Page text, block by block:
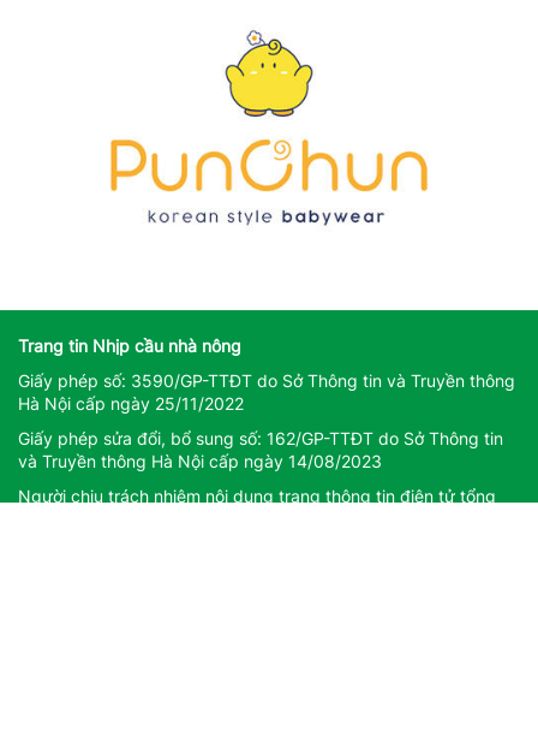
Trang tin Nhịp cầu nhà nông
Giấy phép số: 3590/GP-TTĐT do Sở Thông tin và Truyền thông
Hà Nội cấp ngày 25/11/2022
Giấy phép sửa đổi, bổ sung số: 162/GP-TTĐT do Sở Thông tin
và Truyền thông Hà Nội cấp ngày 14/08/2023
Người chịu trách nhiệm nội dung trang thông tin điện tử tổng